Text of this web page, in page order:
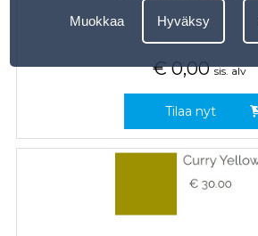
€ 0,00 sis. alv
Tilaa nyt
Muokkaa Hyväksy